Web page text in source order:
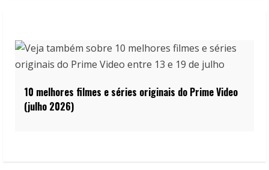
10 melhores filmes e séries originais do Prime Video
(julho 2026)